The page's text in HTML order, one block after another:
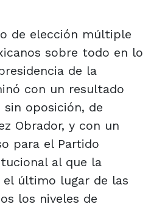
de elección múltiple
sobre todo en lo
de la
con un resultado
oposición, de
Obrador, y con un
para el Partido
al que la
último lugar de las
los niveles de